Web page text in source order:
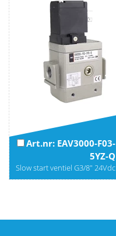
Art.nr: EAV3000-F03-
5YZ-Q
Slow start ventiel G3/8" 24Vdc